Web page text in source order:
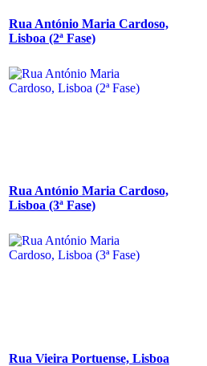
Rua António Maria Cardoso,
Lisboa (2ª Fase)
Rua António Maria Cardoso,
Lisboa (3ª Fase)
Rua Vieira Portuense, Lisboa